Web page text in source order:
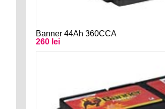
Banner 44Ah 360CCA
260 lei